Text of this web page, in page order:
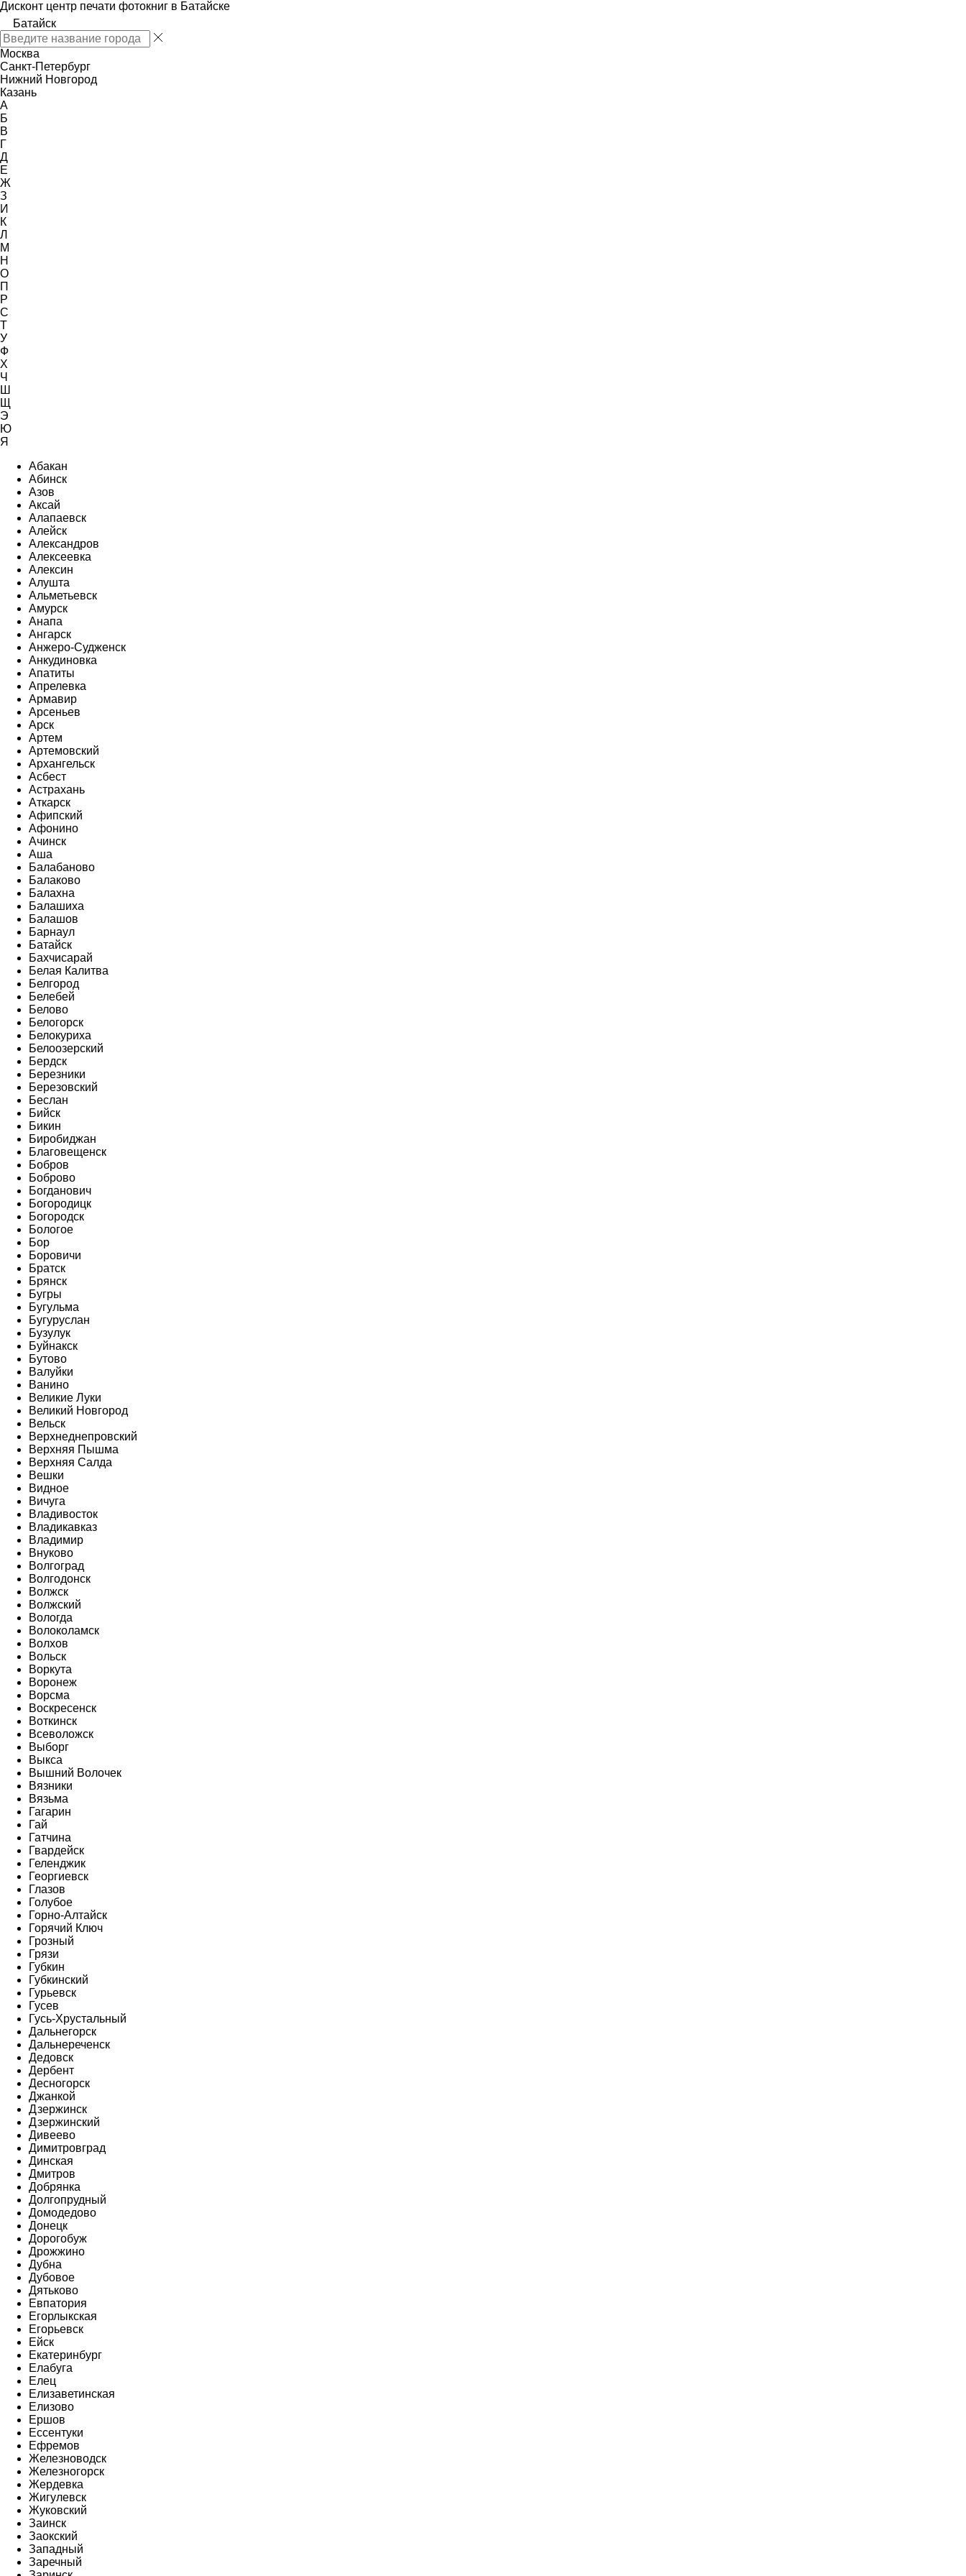
Дисконт центр печати фотокниг в Батайске
Батайск
Москва
Санкт-Петербург
Нижний Новгород
Казань
А
Б
В
Г
Д
Е
Ж
З
И
К
Л
М
Н
О
П
Р
С
Т
У
Ф
Х
Ч
Ш
Щ
Э
Ю
Я
Абакан
Абинск
Азов
Аксай
Алапаевск
Алейск
Александров
Алексеевка
Алексин
Алушта
Альметьевск
Амурск
Анапа
Ангарск
Анжеро-Судженск
Анкудиновка
Апатиты
Апрелевка
Армавир
Арсеньев
Арск
Артем
Артемовский
Архангельск
Асбест
Астрахань
Аткарск
Афипский
Афонино
Ачинск
Аша
Балабаново
Балаково
Балахна
Балашиха
Балашов
Барнаул
Батайск
Бахчисарай
Белая Калитва
Белгород
Белебей
Белово
Белогорск
Белокуриха
Белоозерский
Бердск
Березники
Березовский
Беслан
Бийск
Бикин
Биробиджан
Благовещенск
Бобров
Боброво
Богданович
Богородицк
Богородск
Бологое
Бор
Боровичи
Братск
Брянск
Бугры
Бугульма
Бугуруслан
Бузулук
Буйнакск
Бутово
Валуйки
Ванино
Великие Луки
Великий Новгород
Вельск
Верхнеднепровский
Верхняя Пышма
Верхняя Салда
Вешки
Видное
Вичуга
Владивосток
Владикавказ
Владимир
Внуково
Волгоград
Волгодонск
Волжск
Волжский
Вологда
Волоколамск
Волхов
Вольск
Воркута
Воронеж
Ворсма
Воскресенск
Воткинск
Всеволожск
Выборг
Выкса
Вышний Волочек
Вязники
Вязьма
Гагарин
Гай
Гатчина
Гвардейск
Геленджик
Георгиевск
Глазов
Голубое
Горно-Алтайск
Горячий Ключ
Грозный
Грязи
Губкин
Губкинский
Гурьевск
Гусев
Гусь-Хрустальный
Дальнегорск
Дальнереченск
Дедовск
Дербент
Десногорск
Джанкой
Дзержинск
Дзержинский
Дивеево
Димитровград
Динская
Дмитров
Добрянка
Долгопрудный
Домодедово
Донецк
Дорогобуж
Дрожжино
Дубна
Дубовое
Дятьково
Евпатория
Егорлыкская
Егорьевск
Ейск
Екатеринбург
Елабуга
Елец
Елизаветинская
Елизово
Ершов
Ессентуки
Ефремов
Железноводск
Железногорск
Жердевка
Жигулевск
Жуковский
Заинск
Заокский
Западный
Заречный